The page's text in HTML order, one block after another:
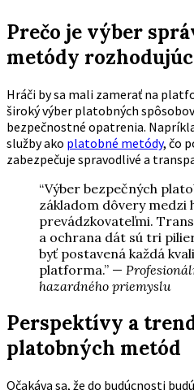
Prečo je výber
metódy
Hráči by sa mali zamerať na
široký výber platobných
bezpečnostné opatrenia.
služby ako platobné metódy, čo
zabezpečuje spravodlivé a
“Výber bezpečných
základom dôvery medzi
prevádzkovateľmi.
a ochrana dát sú tri
byť postavená každá
platforma.” —
hazardného priemyslu
Perspektívy a
platobných metód
Očakáva sa, že do budúcnosti